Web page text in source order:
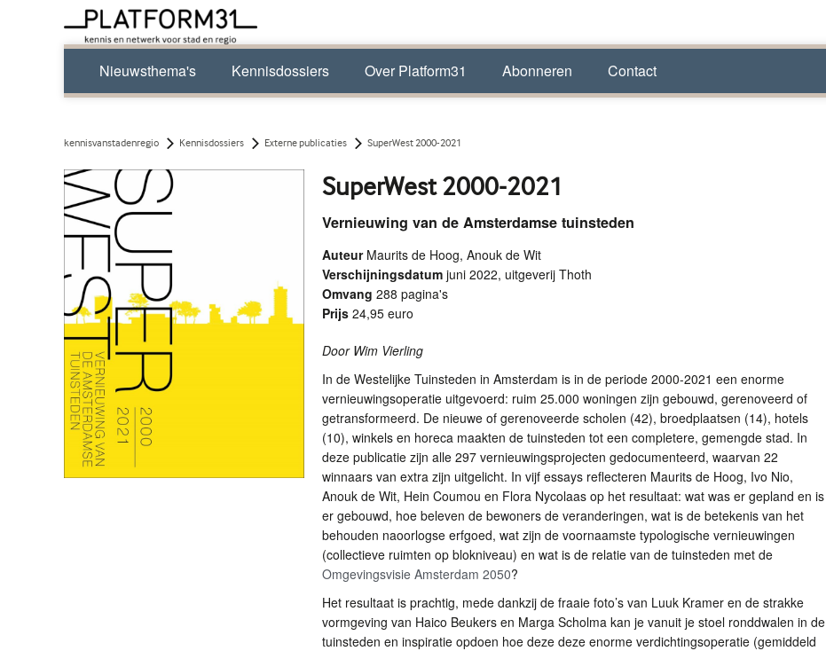
Nieuwsthema's Kennisdossiers Over Platform31 Abonneren Contact
kennisvanstadenregio Kennisdossiers Externe publicaties SuperWest 2000-2021
SuperWest 2000-2021
Vernieuwing van de Amsterdamse tuinsteden
Auteur Maurits de Hoog, Anouk de Wit
Verschijningsdatum juni 2022, uitgeverij Thoth
Omvang 288 pagina's
Prijs 24,95 euro
Door Wim Vierling
In de Westelijke Tuinsteden in Amsterdam is in de periode 2000-2021 een enorme
vernieuwingsoperatie uitgevoerd: ruim 25.000 woningen zijn gebouwd, gerenoveerd of
getransformeerd. De nieuwe of gerenoveerde scholen (42), broedplaatsen (14), hotels
(10), winkels en horeca maakten de tuinsteden tot een completere, gemengde stad. In
deze publicatie zijn alle 297 vernieuwingsprojecten gedocumenteerd, waarvan 22
winnaars van extra zijn uitgelicht. In vijf essays reflecteren Maurits de Hoog, Ivo Nio,
Anouk de Wit, Hein Coumou en Flora Nycolaas op het resultaat: wat was er gepland en is
er gebouwd, hoe beleven de bewoners de veranderingen, wat is de betekenis van het
behouden naoorlogse erfgoed, wat zijn de voornaamste typologische vernieuwingen
(collectieve ruimten op blokniveau) en wat is de relatie van de tuinsteden met de
Omgevingsvisie Amsterdam 2050?
Het resultaat is prachtig, mede dankzij de fraaie foto’s van Luuk Kramer en de strakke
vormgeving van Haico Beukers en Marga Scholma kan je vanuit je stoel ronddwalen in de
tuinsteden en inspiratie opdoen hoe deze deze enorme verdichtingsoperatie (gemiddeld